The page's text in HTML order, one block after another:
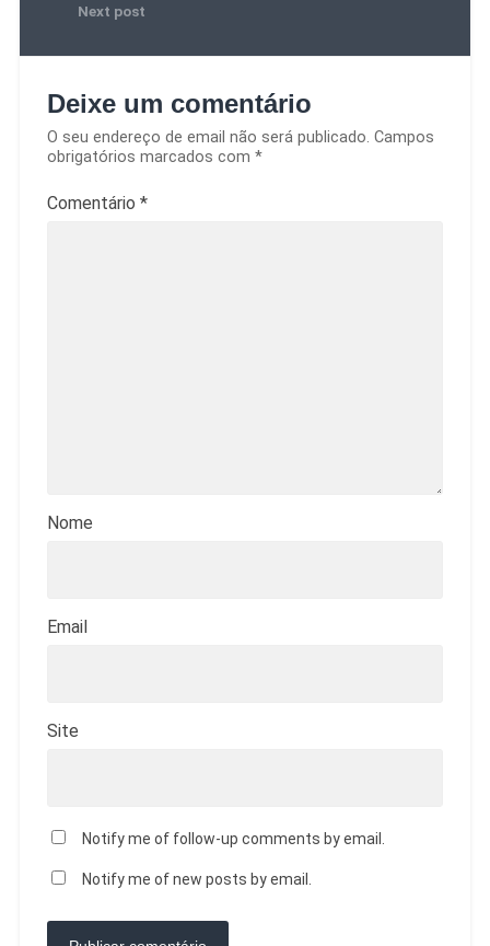
Next post
Deixe um comentário
O seu endereço de email não será publicado. Campos
obrigatórios marcados com *
Comentário *
Nome
Email
Site
Notify me of follow-up comments by email.
Notify me of new posts by email.